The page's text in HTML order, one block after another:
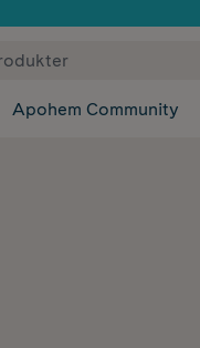
✓ Fri frakt
Apohem Community